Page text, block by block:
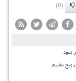
(0)
نماییم